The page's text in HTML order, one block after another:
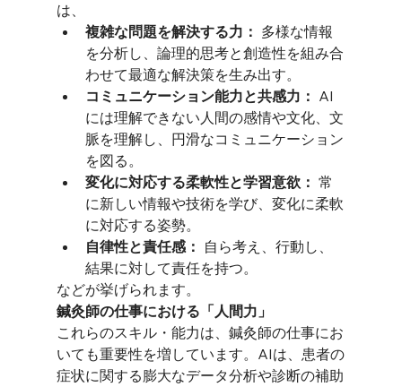
は、
複雑な問題を解決する力： 多様な情報
を分析し、論理的思考と創造性を組み合
わせて最適な解決策を生み出す。
コミュニケーション能力と共感力： AI
には理解できない人間の感情や文化、文
脈を理解し、円滑なコミュニケーション
を図る。
変化に対応する柔軟性と学習意欲： 常
に新しい情報や技術を学び、変化に柔軟
に対応する姿勢。
自律性と責任感： 自ら考え、行動し、
結果に対して責任を持つ。
などが挙げられます。
鍼灸師の仕事における「人間力」
これらのスキル・能力は、鍼灸師の仕事にお
いても重要性を増しています。AIは、患者の
症状に関する膨大なデータ分析や診断の補助